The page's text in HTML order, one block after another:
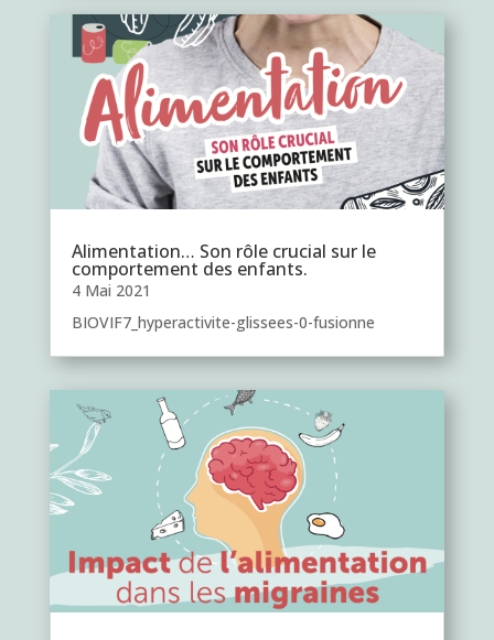
Alimentation… Son rôle crucial sur le
comportement des enfants.
4 Mai 2021
BIOVIF7_hyperactivite-glissees-0-fusionne